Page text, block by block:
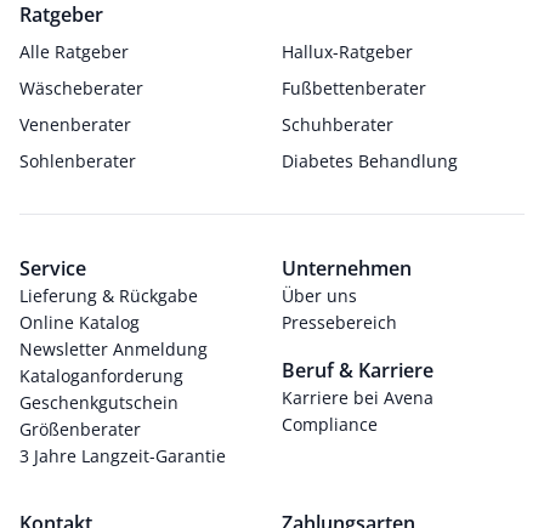
Ratgeber
Alle Ratgeber
Hallux-Ratgeber
Wäscheberater
Fußbettenberater
Venenberater
Schuhberater
Sohlenberater
Diabetes Behandlung
Service
Lieferung & Rückgabe
Online Katalog
Newsletter Anmeldung
Kataloganforderung
Geschenkgutschein
Größenberater
3 Jahre Langzeit-Garantie
Unternehmen
Über uns
Pressebereich
Beruf & Karriere
Karriere bei Avena
Compliance